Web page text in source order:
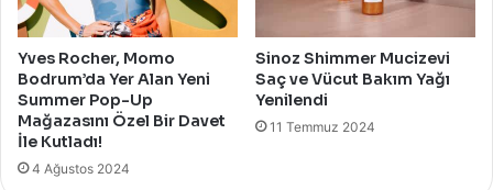
Yves Rocher, Momo
Bodrum’da Yer Alan Yeni
Summer Pop-Up
Mağazasını Özel Bir Davet
İle Kutladı!
4 Ağustos 2024
Sinoz Shimmer Mucizevi
Saç ve Vücut Bakım Yağı
Yenilendi
11 Temmuz 2024